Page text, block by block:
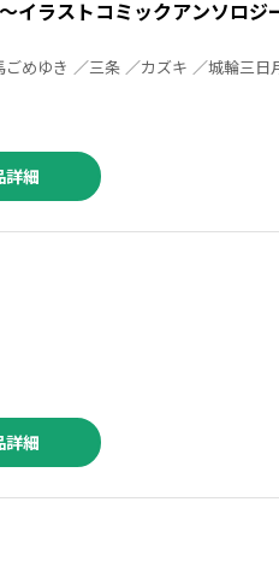
イラストコミックアンソロジ
詳細
詳細